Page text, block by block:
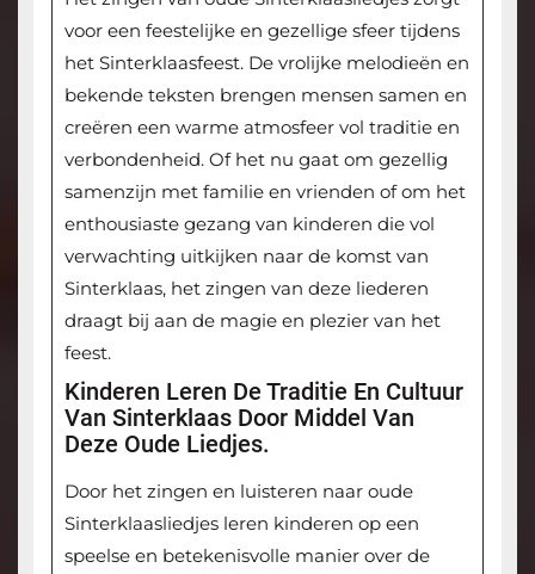
voor een feestelijke en gezellige sfeer tijdens
het Sinterklaasfeest. De vrolijke melodieën en
bekende teksten brengen mensen samen en
creëren een warme atmosfeer vol traditie en
verbondenheid. Of het nu gaat om gezellig
samenzijn met familie en vrienden of om het
enthousiaste gezang van kinderen die vol
verwachting uitkijken naar de komst van
Sinterklaas, het zingen van deze liederen
draagt bij aan de magie en plezier van het
feest.
Kinderen Leren De Traditie En Cultuur
Van Sinterklaas Door Middel Van
Deze Oude Liedjes.
Door het zingen en luisteren naar oude
Sinterklaasliedjes leren kinderen op een
speelse en betekenisvolle manier over de